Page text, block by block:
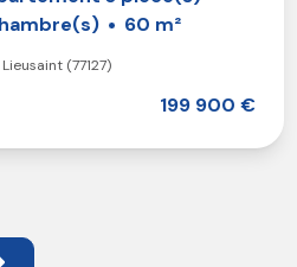
60 m²
Lieusaint (77127)
199 900 €